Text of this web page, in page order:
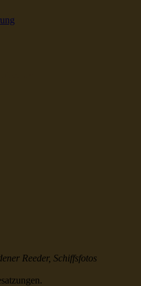
Reeder, Schiffsfotos